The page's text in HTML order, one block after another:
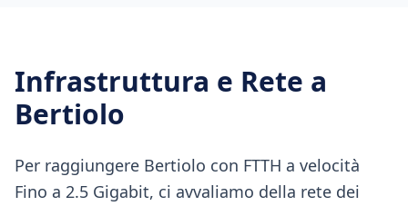
Infrastruttura e Rete a
Bertiolo
Per raggiungere Bertiolo con FTTH a velocità
Fino a 2.5 Gigabit, ci avvaliamo della rete dei